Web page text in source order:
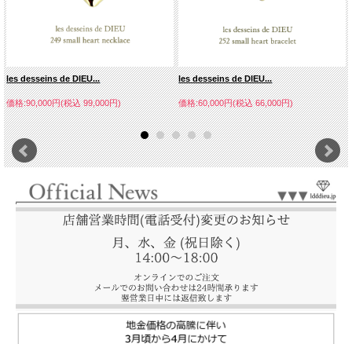
les desseins de DIEU...
価格:90,000円(税込 99,000円)
les desseins de DIEU...
価格:60,000円(税込 66,000円)